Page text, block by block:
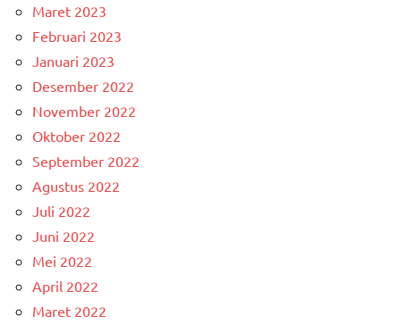
Maret 2023
Februari 2023
Januari 2023
Desember 2022
November 2022
Oktober 2022
September 2022
Agustus 2022
Juli 2022
Juni 2022
Mei 2022
April 2022
Maret 2022